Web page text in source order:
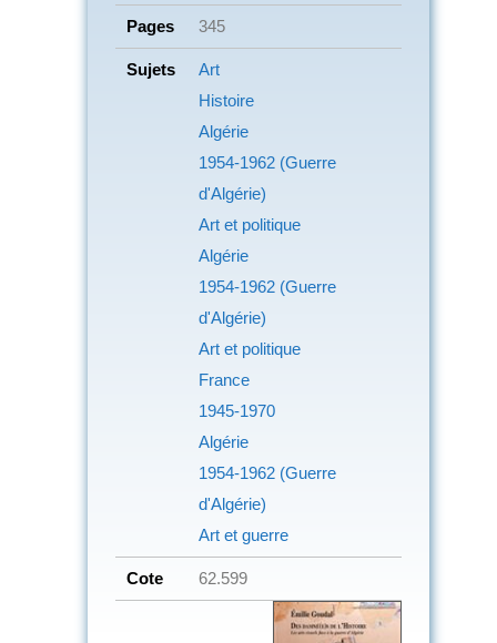
Pages 345
Sujets
Art
Histoire
Algérie
1954-1962 (Guerre
d'Algérie)
Art et politique
Algérie
1954-1962 (Guerre
d'Algérie)
Art et politique
France
1945-1970
Algérie
1954-1962 (Guerre
d'Algérie)
Art et guerre
Cote 62.599